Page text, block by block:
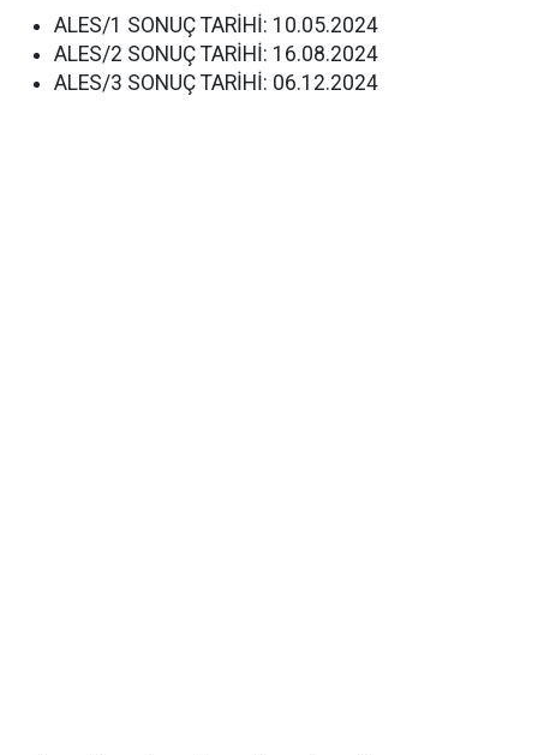
ALES/1 SONUÇ TARİHİ: 10.05.2024
ALES/2 SONUÇ TARİHİ: 16.08.2024
ALES/3 SONUÇ TARİHİ: 06.12.2024